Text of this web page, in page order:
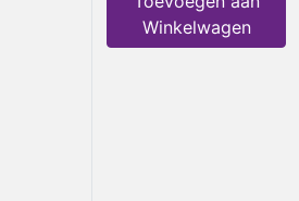
Winkelwagen